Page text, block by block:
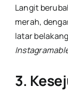
Langit
merah,
latar
3.